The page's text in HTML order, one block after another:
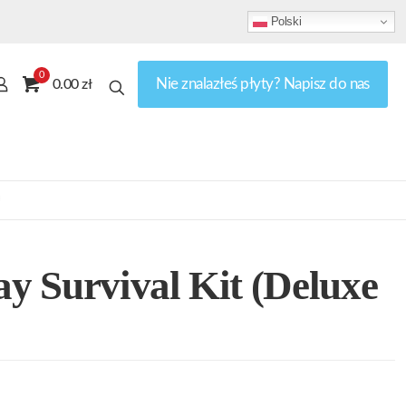
Polski
0
0.00 zł Nie znalazłeś płyty? Napisz do nas
Survival Kit (Deluxe